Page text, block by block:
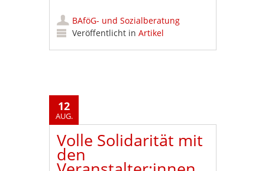
BAföG- und Sozialberatung
Veröffentlicht inArtikel
12
AUG.
Volle Solidarität mit
den